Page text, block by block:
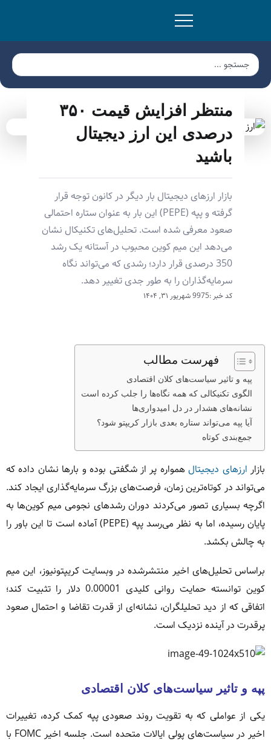
منتظر افزایش قیمت ۳۵۰
درصدی این ارز دیجیتال
باشید
بازار ارزهای دیجیتال بار دیگر در کانون توجه قرار
گرفته و پپه (PEPE) این بار به عنوان ستاره احتمالی
صعود معرفی شده است. تحلیل‌های تکنیکال نشان
می‌دهد این میم کوین محبوب در آستانه یک رشد
350 درصدی قرار دارد؛ رشدی که می‌تواند نگاه
سرمایه‌گذاران را به طور جدی تغییر دهد.
کد خبر :9975 شهریور ۳۱, ۱۴۰۴
فهرست مطالب
پپه و تاثیر سیاست‌های کلان اقتصادی
الگوی تکنیکالی که همه نگاه‌ها را جلب کرده است
نشانه‌های هشدار در دل امیدواری‌ها
آیا پپه می‌تواند ستاره بعدی بازار کریپتو شود؟
جمع‌بندی کوتاه
بازار ارزهای دیجیتالهمواره پر از شگفتی بوده و بارها نشان داده که
می‌تواند در کوتاه‌ترین زمان، فرصت‌های بزرگ سرمایه‌گذاری ایجاد کند.
اگرچه بسیاری تصور می‌کردند دوران رشدهای نجومی میم کوین‌ها به
پایان رسیده، اما به نظر می‌رسد پپه (PEPE) آماده است تا این باور را
به چالش بکشد.
براساس تحلیل‌های اخیر منتشرشده در وبسایت کریپتونیوز، این میم
کوین توانسته حمایت روانی کلیدی 0.00001 دلار را تثبیت کند؛
اتفاقی که از دید تحلیلگران، نشانه‌ای از قدرت تقاضا و احتمال صعود
پرقدرت در آینده نزدیک است.
پپه و تاثیر سیاست‌های کلان اقتصادی
یکی از عواملی که به تقویت روند صعودی پپه کمک کرده، تغییرات
اخیر در سیاست‌های پولی ایالات متحده است. جلسه اخیر FOMC با